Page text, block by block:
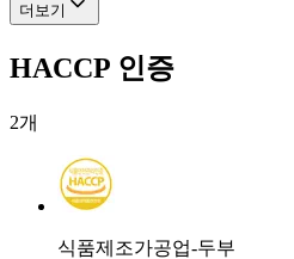
더보기
HACCP 인증
2개
식품제조가공업-두부